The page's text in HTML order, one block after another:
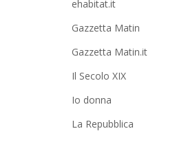
ehabitat.it
Gazzetta Matin
Gazzetta Matin.it
Il Secolo XIX
Io donna
La Repubblica